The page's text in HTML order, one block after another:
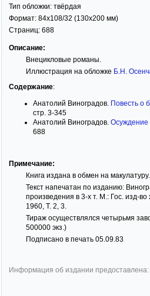
Тип обложки: твёрдая
Формат: 84x108/32 (130x200 мм)
Страниц: 688
Описание:
Внецикловые романы.
Иллюстрация на обложке Б.Н.
Содержание:
Анатолий Виноградов. Повесть о
стр. 3-345
Анатолий Виноградов. Осуждение
688
Примечание:
Книга издана в обмен на макулатуру.
Текст напечатан по изданию:
произведения в 3-х т. М.: Гос. изд-
1960, Т. 2, 3.
Тираж осуществлялся четырьмя
500000 экз.)
Подписано в печать 05.09.83
Информация об издании предоставлена: